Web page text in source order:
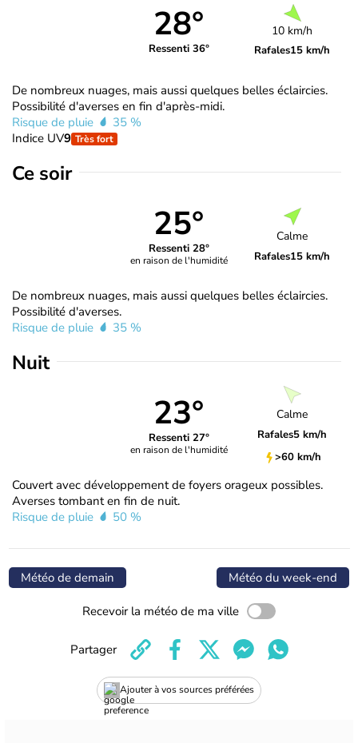
28°
Ressenti 36°
10 km/h
Rafales15 km/h
De nombreux nuages, mais aussi quelques belles éclaircies.
Possibilité d'averses en fin d'après-midi.
Risque de pluie
35 %
Indice UV9 Très fort
Ce soir
25°
Ressenti 28°
en raison de l'humidité
Calme
Rafales15 km/h
De nombreux nuages, mais aussi quelques belles éclaircies.
Possibilité d'averses.
Risque de pluie
35 %
Nuit
23°
Ressenti 27°
en raison de l'humidité
Calme
Rafales5 km/h
>60 km/h
Couvert avec développement de foyers orageux possibles.
Averses tombant en fin de nuit.
Risque de pluie
50 %
Météo de demain Météo du week-end
Recevoir la météo de ma ville
Ajouter à vos sources préférées
Partager